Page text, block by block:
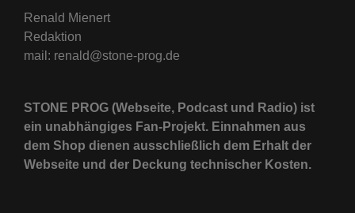
Renald Mienert
Redaktion
mail: renald@stone-prog.de
STONE PROG (Webseite, Podcast und Radio) ist
ein unabhängiges Fan-Projekt. Einnahmen aus
dem Shop dienen ausschließlich dem Erhalt der
Webseite und der Deckung technischer Kosten.